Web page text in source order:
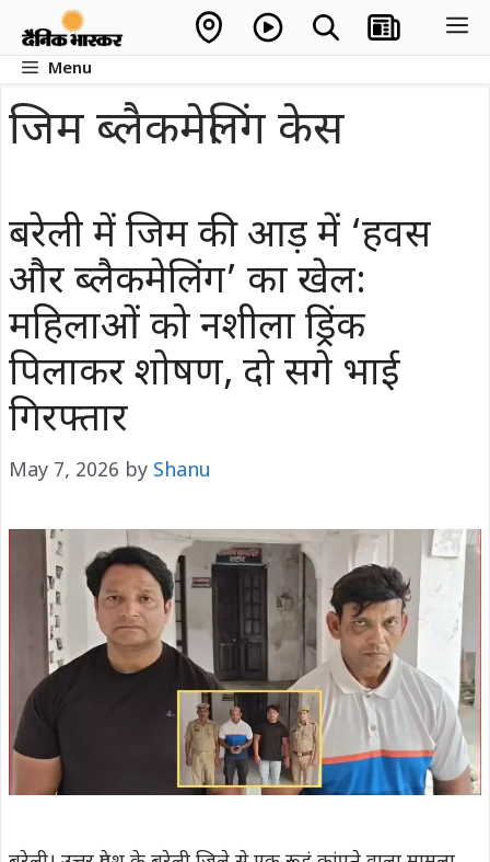
contentMenu
जिम ब्लैकमेलिंग केस
बरेली में जिम की आड़ में ‘हवस
और ब्लैकमेलिंग’ का खेल:
महिलाओं को नशीला ड्रिंक
पिलाकर शोषण, दो सगे भाई
गिरफ्तार
May 7, 2026 by Shanu